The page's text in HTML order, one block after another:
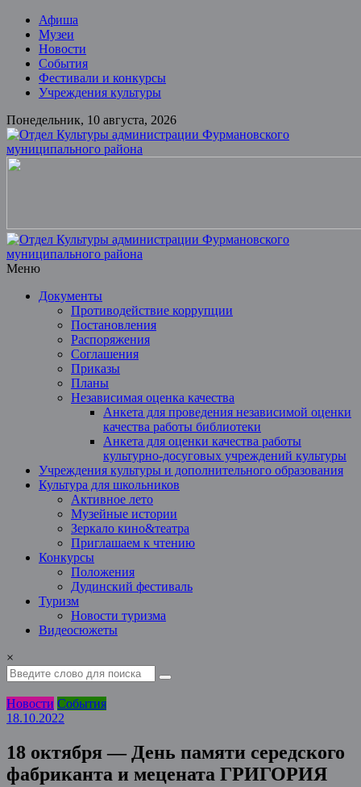
Skip
content
Афиша
Музеи
Новости
События
Фестивали и конкурсы
Учреждения культуры
Понедельник, 10 августа, 2026
Фурмановского
муниципального
района
Муниципальное
учреждение
Меню
Документы
Противодействие коррупции
Постановления
Распоряжения
Соглашения
Приказы
Планы
Независимая оценка качества
Анкета для проведения независимой оценки
качества работы библиотеки
Анкета для оценки качества работы
культурно-досуговых учреждений культуры
Учреждения культуры и дополнительного образования
Культура для школьников
Активное лето
Музейные истории
Зеркало кино&театра
Приглашаем к чтению
Конкурсы
Положения
Дудинский фестиваль
Туризм
Новости туризма
Видеосюжеты
×
Новости События
18.10.2022
18 октября — День памяти середского
фабриканта и мецената ГРИГОРИЯ